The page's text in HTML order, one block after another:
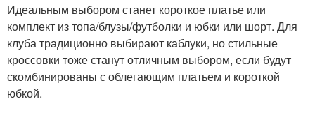
Идеальным выбором станет короткое платье или
комплект из топа/блузы/футболки и юбки или шорт. Для
клуба традиционно выбирают каблуки, но стильные
кроссовки тоже станут отличным выбором, если будут
скомбинированы с облегающим платьем и короткой
юбкой.